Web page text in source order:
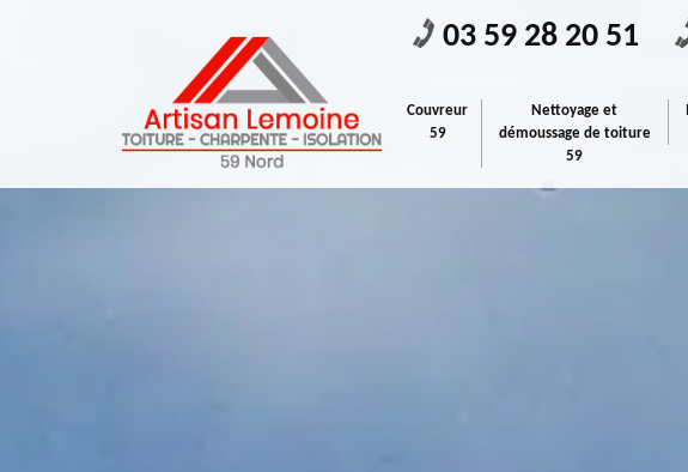
03 59 28 20 51
Couvreur
59
Nettoyage et
démoussage de toiture
59